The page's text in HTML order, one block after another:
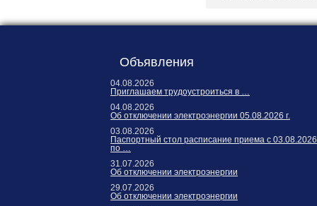
Объявления
04.08.2026
Приглашаем трудоустроиться в …
04.08.2026
Об отключении электроэнергии 05.08.2026 г.
03.08.2026
Паспортный стол расписание приема с 03.08.2026
по …
31.07.2026
Об отключении электроэнергии
29.07.2026
Об отключении электроэнергии